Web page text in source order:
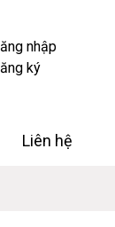
nhập
ký
Liên hệ